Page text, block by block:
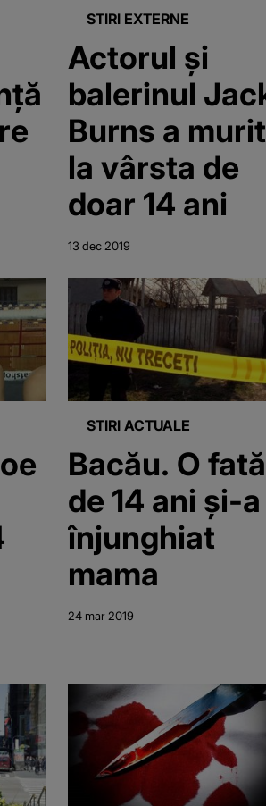
STIRI EXTERNE
Actorul și
balerinul
Burns a murit
la vârsta de
doar 14 ani
13 dec 2019
STIRI ACTUALE
Bacău. O fată
de 14 ani și-a
înjunghiat
mama
24 mar 2019